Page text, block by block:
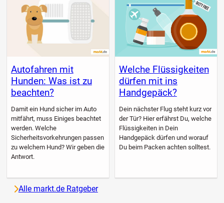
Autofahren mit
Hunden: Was ist zu
beachten?
Damit ein Hund sicher im Auto
mitfährt, muss Einiges beachtet
werden. Welche
Sicherheitsvorkehrungen passen
zu welchem Hund? Wir geben die
Antwort.
Welche Flüssigkeiten
dürfen mit ins
Handgepäck?
Dein nächster Flug steht kurz vor
der Tür? Hier erfährst Du, welche
Flüssigkeiten in Dein
Handgepäck dürfen und worauf
Du beim Packen achten solltest.
Alle markt.de Ratgeber